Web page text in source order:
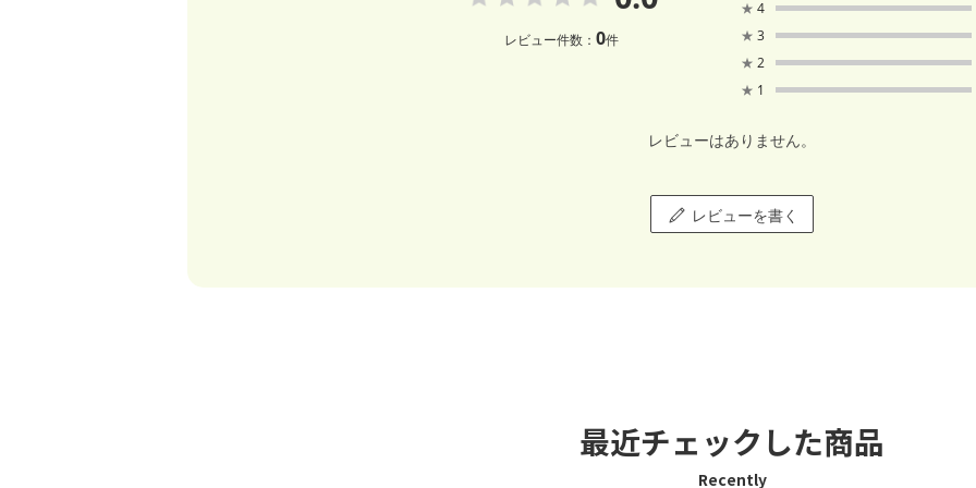
レビュー件数： 0件
★ 4
★ 3
★ 2
★ 1
レビューはありません。
レビューを書く
最近チェックした商品
Recently